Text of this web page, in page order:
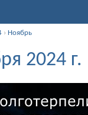
› Ноябрь
2024 г.